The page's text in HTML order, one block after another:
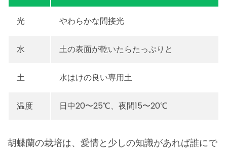
光 やわらかな間接光
水 土の表面が乾いたらたっぷりと
土 水はけの良い専用土
温度 日中20〜25℃、夜間15〜20℃
胡蝶蘭の栽培は、愛情と少しの知識があれば誰にで